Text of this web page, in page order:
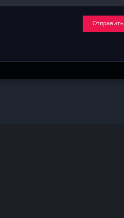
Отправить